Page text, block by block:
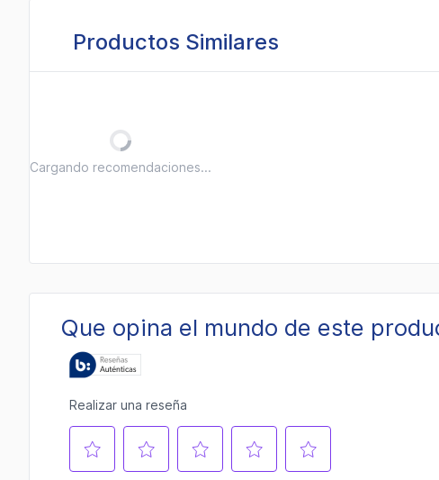
Productos Similares
Cargando recomendaciones...